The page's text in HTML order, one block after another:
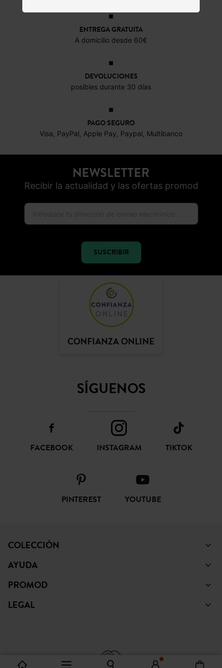
ENTREGA GRATUITA
DEVOLUCIONES
PAGO SEGURO
NEWSLETTER
Recibir la actualidad y las ofertas promod
COLECCIÓN
AYUDA
PROMOD